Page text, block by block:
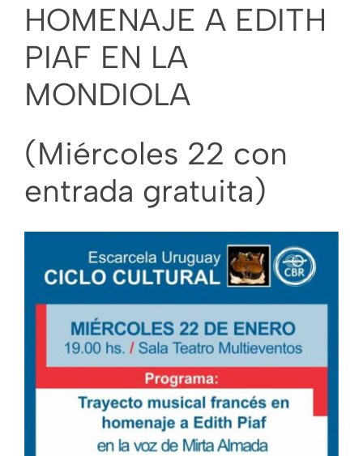
HOMENAJE A EDITH
PIAF EN LA
MONDIOLA
(Miércoles 22 con
entrada gratuita)